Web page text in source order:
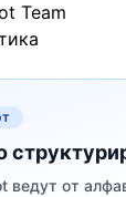
Team
ведут от